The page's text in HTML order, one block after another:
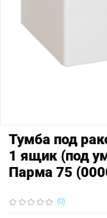
(0)
Тумба под
1 ящик (под
Парма 75